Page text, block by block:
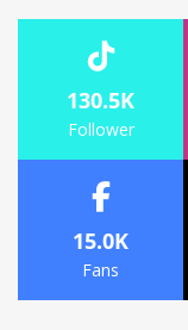
130.5K
Follower
15.0K
Fans